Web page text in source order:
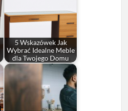
5 Wskazówek Jak
Wybrać Idealne Meble
dla Twojego Domu